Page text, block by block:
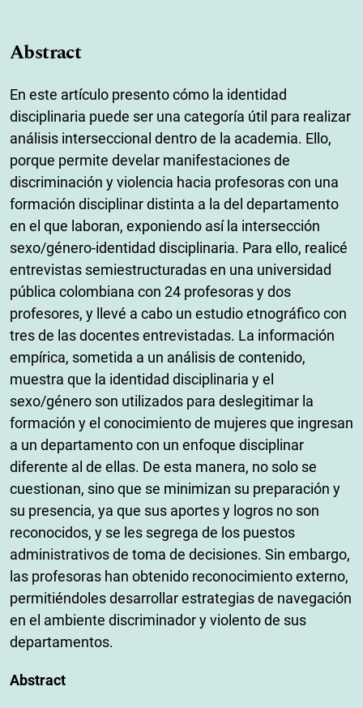
Abstract
En este artículo presento cómo la identidad
disciplinaria puede ser una categoría útil para realizar
análisis interseccional dentro de la academia. Ello,
porque permite develar manifestaciones de
discriminación y violencia hacia profesoras con una
formación disciplinar distinta a la del departamento
en el que laboran, exponiendo así la intersección
sexo/género-identidad disciplinaria. Para ello, realicé
entrevistas semiestructuradas en una universidad
pública colombiana con 24 profesoras y dos
profesores, y llevé a cabo un estudio etnográfico con
tres de las docentes entrevistadas. La información
empírica, sometida a un análisis de contenido,
muestra que la identidad disciplinaria y el
sexo/género son utilizados para deslegitimar la
formación y el conocimiento de mujeres que ingresan
a un departamento con un enfoque disciplinar
diferente al de ellas. De esta manera, no solo se
cuestionan, sino que se minimizan su preparación y
su presencia, ya que sus aportes y logros no son
reconocidos, y se les segrega de los puestos
administrativos de toma de decisiones. Sin embargo,
las profesoras han obtenido reconocimiento externo,
permitiéndoles desarrollar estrategias de navegación
en el ambiente discriminador y violento de sus
departamentos.
Abstract